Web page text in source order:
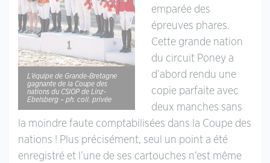
L’équipe de Grande-Bretagne
gagnante de la Coupe des
nations du CSIOP de Linz-
Ebelsberg – ph. coll. privée
emparée des
épreuves phares.
Cette grande nation
du circuit Poney a
d’abord rendu une
copie parfaite avec
deux manches sans
la moindre faute comptabilisées dans la Coupe des
nations ! Plus précisément, seul un point a été
enregistré et l’une de ses cartouches n’est même